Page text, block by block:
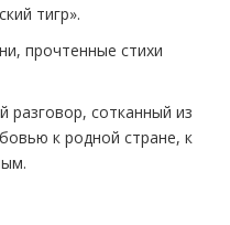
тигр».
прочтенные стихи
разговор, сотканный из
к родной стране, к